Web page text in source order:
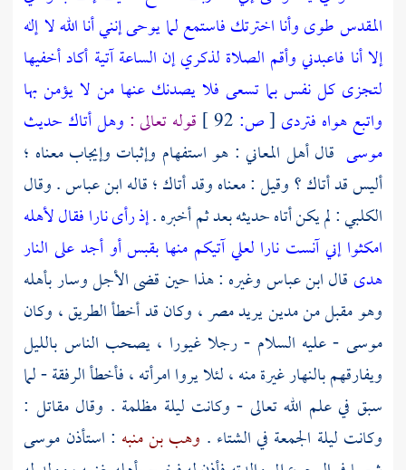
المقدس طوى وأنا اخترتك فاستمع لما يوحى إنني أنا الله لا إله
إلا أنا فاعبدني وأقم الصلاة لذكري إن الساعة آتية أكاد أخفيها
لتجزى كل نفس بما تسعى فلا يصدنك عنها من لا يؤمن بها
واتبع هواه فتردى [ص: قوله تعالى : وهل أتاك حديث
موسى قال أهل المعاني : هو استفهام وإثبات وإيجاب معناه ؛
أليس قد أتاك ؟ وقيل : معناه وقد أتاك ؛ قالهابن عباس. وقال
الكلبي: لم يكن أتاه حديثه بعد ثم أخبره .إذ رأى نارا فقال لأهله
امكثوا إني آنست نارا لعلي آتيكم منها بقبس أو أجد على النار
هدى قالابن عباسوغيره : هذا حين قضى الأجل وسار بأهله
وهو مقبل منمدينيريدمصر ، وكان قد أخطأ الطريق ، وكان
موسى - عليه السلام - رجلا غيورا ، يصحب الناس بالليل
ويفارقهم بالنهار غيرة منه ، لئلا يروا امرأته ، فأخطأ الرفقة - لما
سبق في علم الله تعالى - وكانت ليلة مظلمة . وقالمقاتل :
وكانت ليلة الجمعة في الشتاء . وهب بن منبه : استأذن موسى